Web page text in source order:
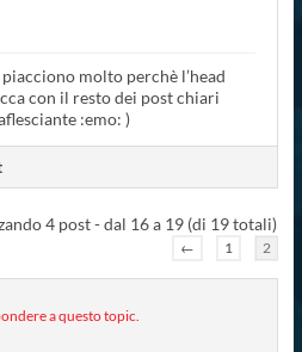
molto perchè l’head
con il resto dei post chiari
:emo: )
4 post - dal 16 a 19 (di 19 totali)
← 1 2
a questo topic.